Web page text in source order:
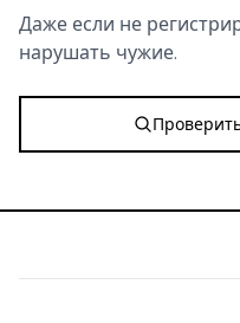
Даже если не
нарушать чужие.